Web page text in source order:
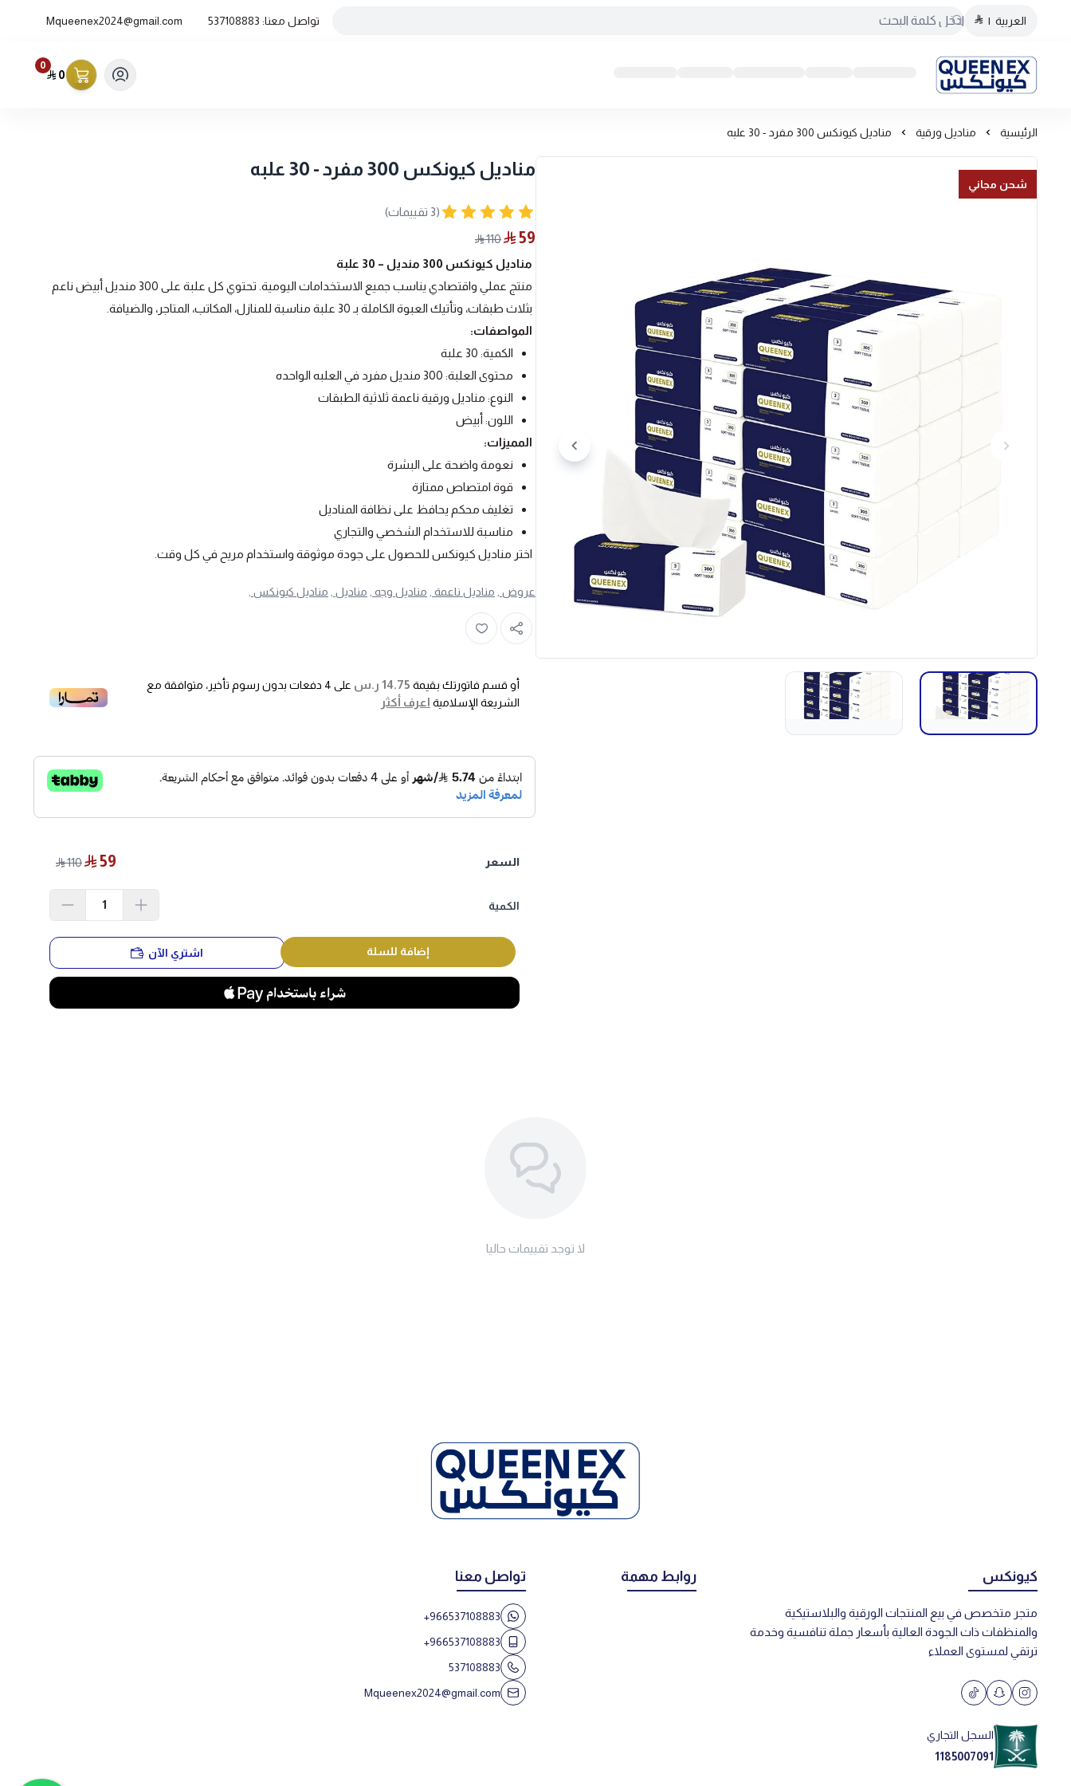
العربية | تواصل معنا: 537108883
Mqueenex2024@gmail.com
كيونكس
0
0
الرئيسية مناديل ورقية مناديل كيونكس 300 مفرد - 30 علبه
شحن مجاني
مناديل كيونكس 300 مفرد - 30 علبه
(3 تقييمات)
59
110
مناديل كيونكس 300 منديل – 30 علبة
منتج عملي واقتصادي يناسب جميع الاستخدامات اليومية. تحتوي كل علبة على 300 منديل أبيض ناعم
بثلاث طبقات، وتأتيك العبوة الكاملة بـ 30 علبة مناسبة للمنازل، المكاتب، المتاجر، والضيافة.
المواصفات:
الكمية: 30 علبة
محتوى العلبة: 300 منديل مفرد في العلبه الواحده
النوع: مناديل ورقية ناعمة ثلاثية الطبقات
اللون: أبيض
المميزات:
نعومة واضحة على البشرة
قوة امتصاص ممتازة
تغليف محكم يحافظ على نظافة المناديل
مناسبة للاستخدام الشخصي والتجاري
اختر مناديل كيونكس للحصول على جودة موثوقة واستخدام مريح في كل وقت.
عروض , مناديل ناعمة , مناديل وجه , مناديل , مناديل كيونكس ,
أو قسم فاتورتك بقيمة 14.75 ر.س على 4 دفعات بدون رسوم تأخير، متوافقة مع
الشريعة الإسلامية اعرف أكثر
السعر 59
110
الكمية
إضافة للسلة اشتري الآن
لا توجد تقييمات حاليا
كيونكس
متجر متخصص في بيع المنتجات الورقية والبلاستيكية
والمنظفات ذات الجودة العالية بأسعار جملة تنافسية وخدمة
ترتقي لمستوى العملاء
السجل التجاري
1185007091
روابط مهمة تواصل معنا
+966537108883
+966537108883
537108883
Mqueenex2024@gmail.com